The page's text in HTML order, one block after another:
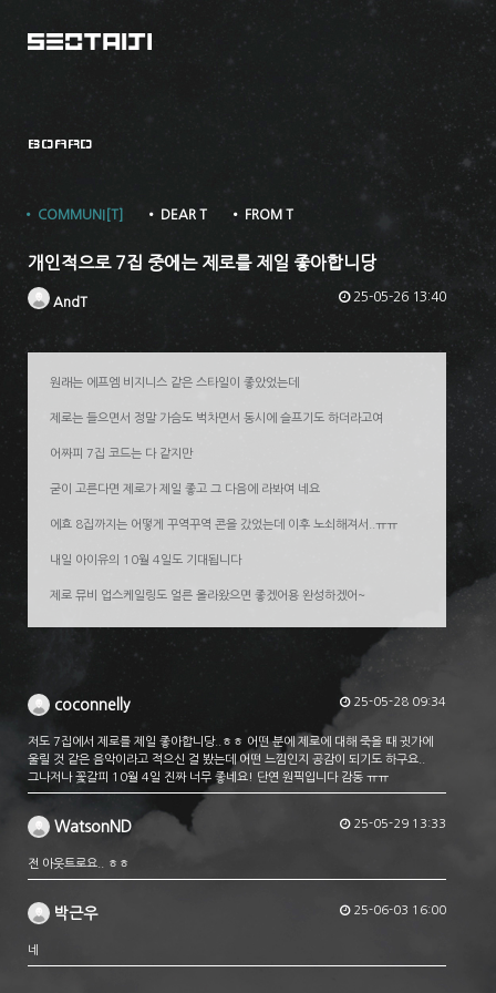
BOARD
• COMMUNI[T] • DEAR T • FROM T
개인적으로 7집 중에는 제로를 제일 좋아합니당
AndT 25-05-26 13:40
원래는 에프엠 비지니스 같은 스타일이 좋았었는데
제로는 들으면서 정말 가슴도 벅차면서 동시에 슬프기도 하더라고여
어짜피 7집 코드는 다 같지만
굳이 고른다면 제로가 제일 좋고 그 다음에 라봐여 네요
에효 8집까지는 어떻게 꾸역꾸역 콘을 갔었는데 이후 노쇠해져서..ㅠㅠ
내일 아이유의 10월 4일도 기대됩니다
제로 뮤비 업스케일링도 얼른 올라왔으면 좋겠어용 완성하겠어~
coconnelly 25-05-28 09:34
저도 7집에서 제로를 제일 좋아합니당..ㅎㅎ 어떤 분에 제로에 대해 죽을 때 귓가에
울릴 것 같은 음악이라고 적으신 걸 봤는데 어떤 느낌인지 공감이 되기도 하구요..
그나저나 꽃갈피 10월 4일 진짜 너무 좋네요! 단연 원픽입니다 감동 ㅠㅠ
WatsonND 25-05-29 13:33
전 아웃트로요.. ㅎㅎ
박근우 25-06-03 16:00
네